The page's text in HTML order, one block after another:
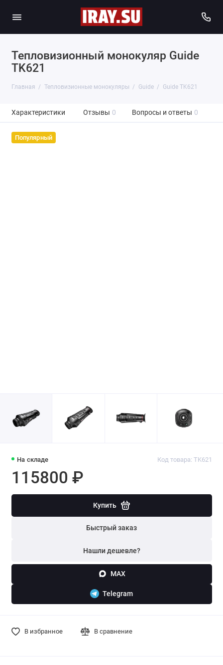
Тепловизионный монокуляр Guide
TK621
Главная Тепловизионные монокуляры Guide Guide TK621
Характеристики Отзывы 0 Вопросы и ответы 0
Популярный
На складе Код товара: TK621
115800 ₽
Купить
Быстрый заказ
Нашли дешевле?
MAX
Telegram
В избранное В сравнение